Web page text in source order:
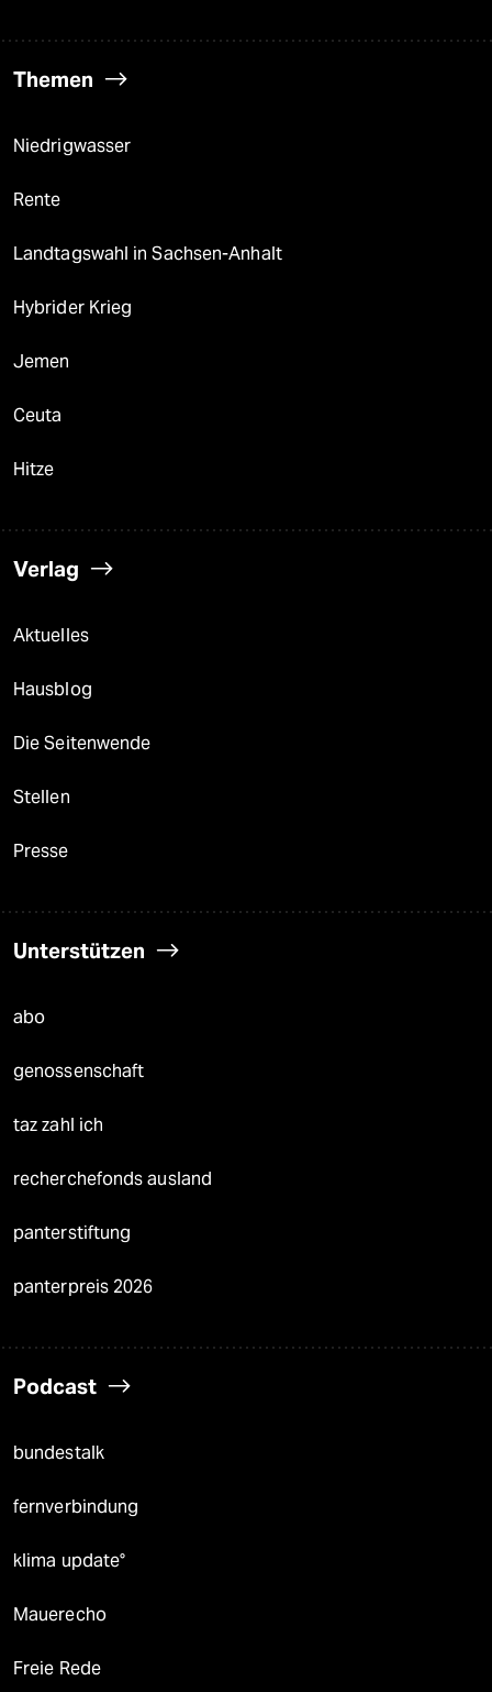
Themen
Niedrigwasser
Rente
Landtagswahl in Sachsen-Anhalt
Hybrider Krieg
Jemen
Ceuta
Hitze
Verlag
Aktuelles
Hausblog
Die Seitenwende
Stellen
Presse
Unterstützen
abo
genossenschaft
taz zahl ich
recherchefonds ausland
panterstiftung
panterpreis 2026
Podcast
bundestalk
fernverbindung
klima update°
Mauerecho
Freie Rede